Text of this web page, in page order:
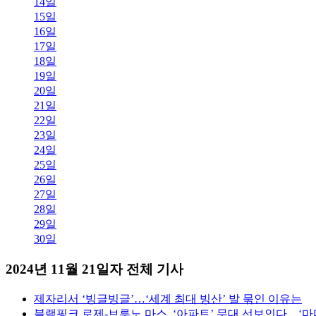
15일
16일
17일
18일
19일
20일
21일
22일
23일
24일
25일
26일
27일
28일
29일
30일
2024년 11월 21일자 전체 기사
제자리서 ‘빙글빙글’…‘세계 최대 빙산’ 발 묶인 이유는
블랙핑크 로제-브루노 마스, ‘아파트’ 무대 선보인다…‘마